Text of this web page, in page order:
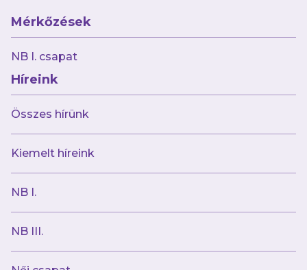
Mérkőzések
NB I. csapat
Híreink
Összes hírünk
Kiemelt híreink
NB I.
NB III.
2025.03.14
Berettyóújfaluban folytatjuk a felsőház
küzdelmeit
2025.03.13